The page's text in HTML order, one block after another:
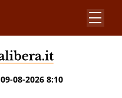
09-08-2026 8:10